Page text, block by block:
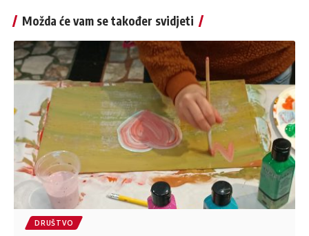
Možda će vam se također svidjeti
DRUŠTVO